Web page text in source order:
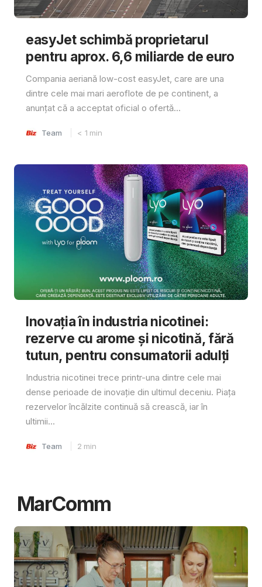
easyJet schimbă proprietarul
pentru aprox. 6,6 miliarde de euro
Compania aeriană low-cost easyJet, care are una
dintre cele mai mari aeroflote de pe continent, a
anunțat că a acceptat oficial o ofertă...
Team < 1 min
Inovația în industria nicotinei:
rezerve cu arome și nicotină, fără
tutun, pentru consumatorii adulți
Industria nicotinei trece printr-una dintre cele mai
dense perioade de inovație din ultimul deceniu. Piața
rezervelor încălzite continuă să crească, iar în
ultimii...
Team 2 min
MarComm